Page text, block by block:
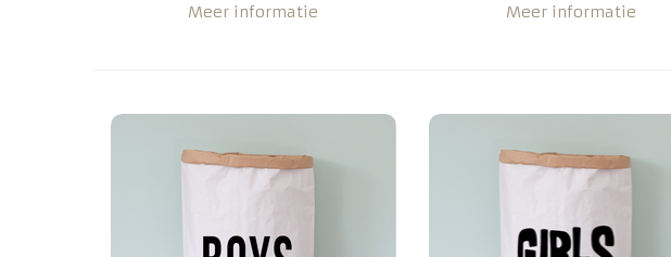
Meer informatie Meer informatie